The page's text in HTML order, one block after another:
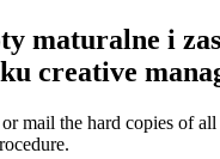
maturalne i
creative
mail the hard copies of